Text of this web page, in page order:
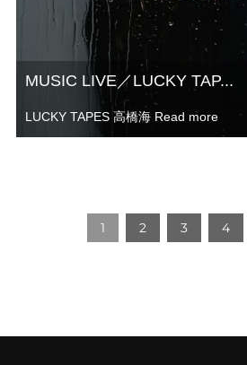
MUSIC LIVE／LUCKY TAP...
LUCKY TAPES 高橋海 Read more
1 2 3 4